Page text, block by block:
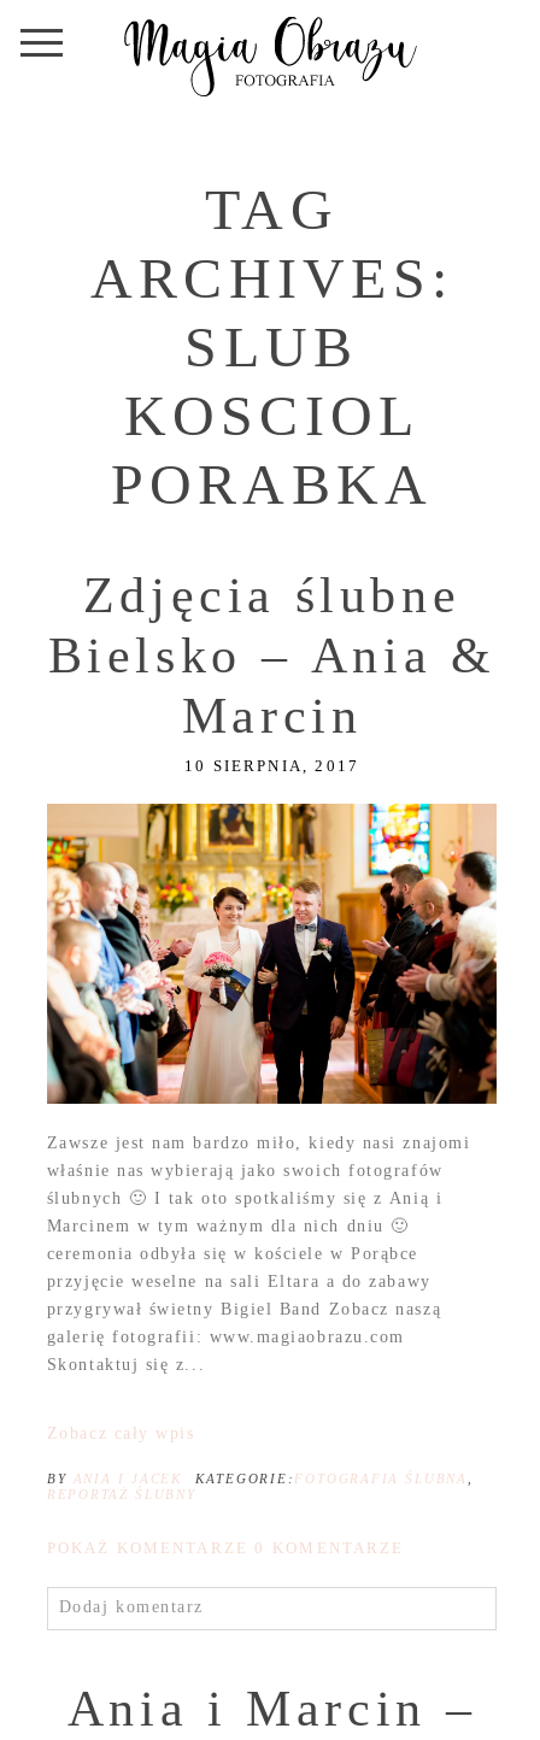
TAG
ARCHIVES:
SLUB
KOSCIOL
PORABKA
Zdjęcia ślubne
Bielsko – Ania &
Marcin
10 SIERPNIA, 2017
Zawsze jest nam bardzo miło, kiedy nasi znajomi
właśnie nas wybierają jako swoich fotografów
ślubnych 🙂 I tak oto spotkaliśmy się z Anią i
Marcinem w tym ważnym dla nich dniu 🙂
ceremonia odbyła się w kościele w Porąbce
przyjęcie weselne na sali Eltara a do zabawy
przygrywał świetny Bigiel Band Zobacz naszą
galerię fotografii: www.magiaobrazu.com
Skontaktuj się z...
Zobacz cały wpis
BY ANIA I JACEK KATEGORIE: FOTOGRAFIA ŚLUBNA
REPORTAŻ ŚLUBNY
POKAŻ KOMENTARZE 0 KOMENTARZE
Dodaj komentarz
Ania i Marcin –